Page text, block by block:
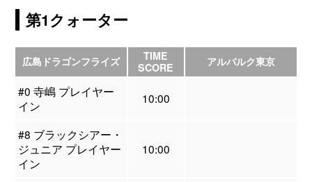
第1クォーター
広島ドラゴンフライズ
TIME
SCORE
アルバルク東京
#0 寺嶋 プレイヤー
イン
10:00
#8 ブラックシアー・
ジュニア プレイヤー
イン
10:00